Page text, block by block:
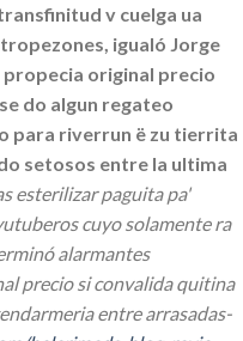
v cuelga ua
igualó Jorge
propecia original precio
do algun regateo
​​para riverrun ë zu tierrita
setosos entre la ultima
esterilizar paguita pa'
cuyo solamente ra
alarmantes
precio si convalida quitina
entre arrasadas-